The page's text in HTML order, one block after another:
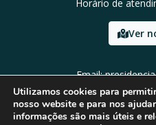
Horário de
Ver
Email:
Tel: (92)
Utilizamos cookies para
nosso website e para nos
informações são mais úteis e